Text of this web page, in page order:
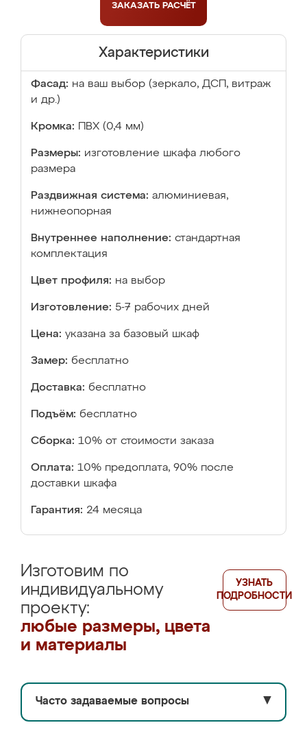
ЗАКАЗАТЬ РАСЧЁТ
Характеристики
Фасад: на ваш выбор (зеркало, ДСП, витраж
и др.)
Кромка: ПВХ (0,4 мм)
Размеры: изготовление шкафа любого
размера
Раздвижная система: алюминиевая,
нижнеопорная
Внутреннее наполнение: стандартная
комплектация
Цвет профиля: на выбор
Изготовление: 5-7 рабочих дней
Цена: указана за базовый шкаф
Замер: бесплатно
Доставка: бесплатно
Подъём: бесплатно
Сборка: 10% от стоимости заказа
Оплата: 10% предоплата, 90% после
доставки шкафа
Гарантия: 24 месяца
Изготовим по
индивидуальному
проекту:
любые размеры, цвета
и материалы
УЗНАТЬ
ПОДРОБНОСТИ
Часто задаваемые вопросы ▼